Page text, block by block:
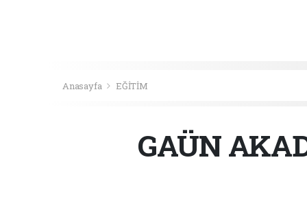
Anasayfa EĞİTİM
GAÜN